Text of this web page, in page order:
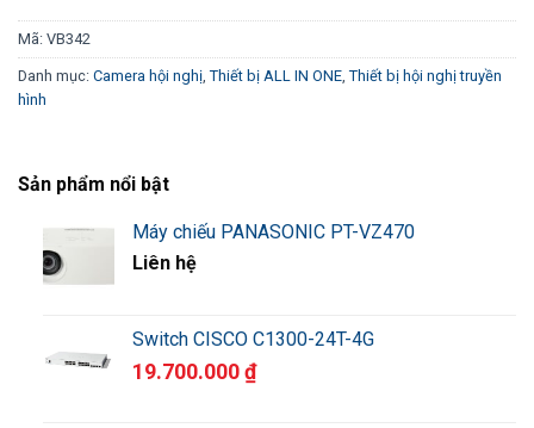
Mã: VB342
Danh mục: Camera hội nghị Thiết bị ALL IN ONE Thiết bị hội nghị truyền
hình
Sản phẩm nổi bật
Máy chiếu PANASONIC PT-VZ470
Liên hệ
Switch CISCO C1300-24T-4G
19.700.000₫